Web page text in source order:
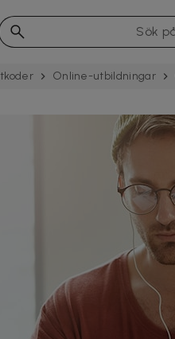
Online-utbildningar